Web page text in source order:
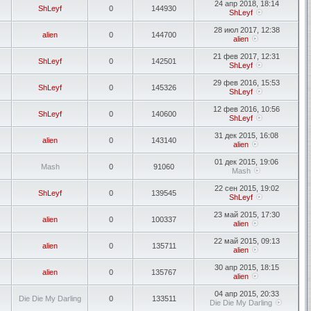
ShLeyf 0 144930
24 апр 2018, 18:14
ShLeyf
alien 0 144700
28 июл 2017, 12:38
alien
ShLeyf 0 142501
21 фев 2017, 12:31
ShLeyf
ShLeyf 0 145326
29 фев 2016, 15:53
ShLeyf
ShLeyf 0 140600
12 фев 2016, 10:56
ShLeyf
alien 0 143140
31 дек 2015, 16:08
alien
Mash 0 91060
01 дек 2015, 19:06
Mash
ShLeyf 0 139545
22 сен 2015, 19:02
ShLeyf
alien 0 100337
23 май 2015, 17:30
alien
alien 0 135711
22 май 2015, 09:13
alien
alien 0 135767
30 апр 2015, 18:15
alien
Die Die My Darling 0 133511
04 апр 2015, 20:33
Die Die My Darling